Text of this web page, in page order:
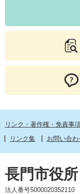
リンク・著作権・免責事
リンク集
お問い合わ
長門市役所
法人番号5000020352110